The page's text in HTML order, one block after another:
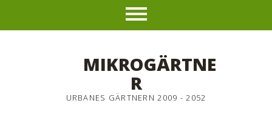
MIKROGÄRTNE
R
URBANES GÄRTNERN 2009 - 2052